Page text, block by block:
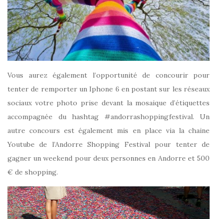
Vous aurez également l’opportunité de concourir pour
tenter de remporter un Iphone 6 en postant sur les réseaux
sociaux votre photo prise devant la mosaique d’étiquettes
accompagnée du hashtag #andorrashoppingfestival. Un
autre concours est également mis en place via la chaine
Youtube de l’Andorre Shopping Festival pour tenter de
gagner un weekend pour deux personnes en Andorre et 500
€ de shopping.